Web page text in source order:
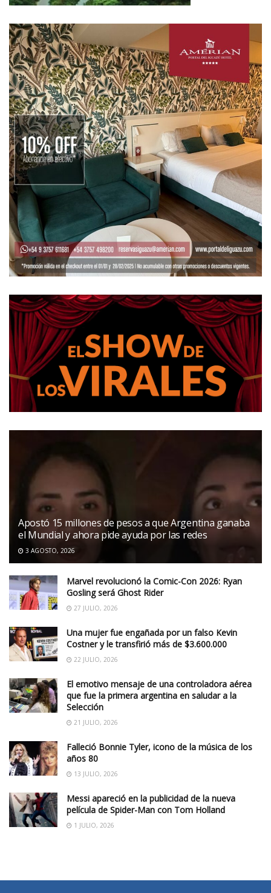
Apostó 15 millones de pesos a que Argentina ganaba
el Mundial y ahora pide ayuda por las redes
3 AGOSTO, 2026
Marvel revolucionó la Comic-Con 2026: Ryan
Gosling será Ghost Rider
27 JULIO, 2026
Una mujer fue engañada por un falso Kevin
Costner y le transfirió más de $3.600.000
22 JULIO, 2026
El emotivo mensaje de una controladora aérea
que fue la primera argentina en saludar a la
Selección
21 JULIO, 2026
Falleció Bonnie Tyler, icono de la música de los
años 80
13 JULIO, 2026
Messi apareció en la publicidad de la nueva
película de Spider-Man con Tom Holland
1 JULIO, 2026